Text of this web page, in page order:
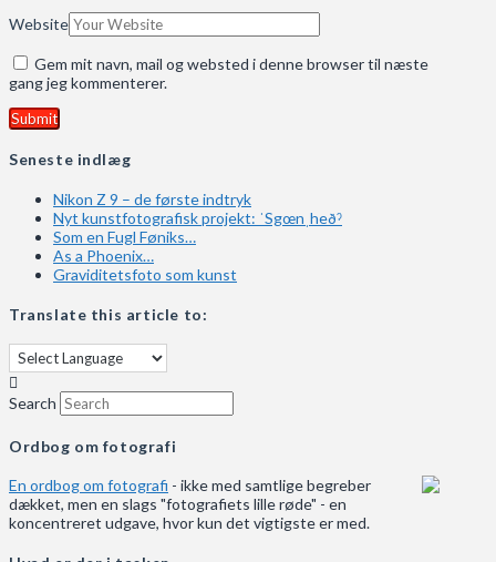
Website
Gem mit navn, mail og websted i denne browser til næste
gang jeg kommenterer.
Seneste indlæg
Nikon Z 9 – de første indtryk
Nyt kunstfotografisk projekt: ˈSgœnˌheðˀ
Som en Fugl Føniks…
As a Phoenix…
Graviditetsfoto som kunst
Translate this article to:
Search
Ordbog om fotografi
En ordbog om fotografi - ikke med samtlige begreber
dækket, men en slags "fotografiets lille røde" - en
koncentreret udgave, hvor kun det vigtigste er med.